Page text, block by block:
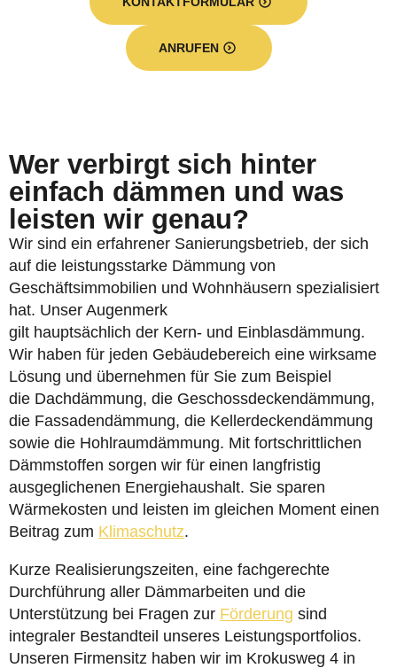
ANRUFEN
Wer verbirgt sich hinter
einfach dämmen und was
leisten wir genau?
Wir sind ein erfahrener Sanierungsbetrieb, der sich
auf die leistungsstarke Dämmung von
Geschäftsimmobilien und Wohnhäusern spezialisiert
hat. Unser Augenmerk
gilt hauptsächlich der Kern- und Einblasdämmung.
Wir haben für jeden Gebäudebereich eine wirksame
Lösung und übernehmen für Sie zum Beispiel
die Dachdämmung, die Geschossdeckendämmung,
die Fassadendämmung, die Kellerdeckendämmung
sowie die Hohlraumdämmung. Mit fortschrittlichen
Dämmstoffen sorgen wir für einen langfristig
ausgeglichenen Energiehaushalt. Sie sparen
Wärmekosten und leisten im gleichen Moment einen
Beitrag zum Klimaschutz.
Kurze Realisierungszeiten, eine fachgerechte
Durchführung aller Dämmarbeiten und die
Unterstützung bei Fragen zur Förderung sind
integraler Bestandteil unseres Leistungsportfolios.
Unseren Firmensitz haben wir im Krokusweg 4 in